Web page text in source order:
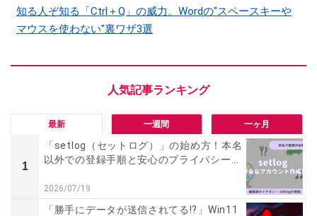
知る人ぞ知る「Ctrl＋Q」の威力。Wordの"スペースキーや
マウスを使わない"裏ワザ3選
最新 一週間 一ヶ月
1
「setlog（セットログ）」の始め方！本名
以外での登録手順と安心のプライバシー...
2026/07/19
「勝手にデータが送信されてる!?」Win11